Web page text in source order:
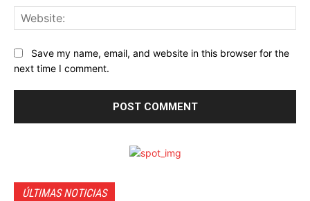
Save my name, email, and website in this browser for the
next time I comment.
ÚLTIMAS NOTICIAS